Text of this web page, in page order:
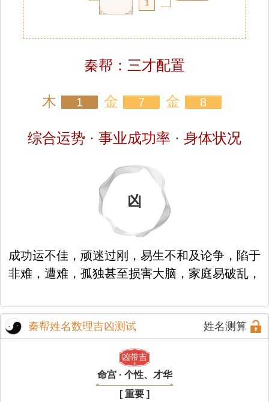
1
秦帮：三才配置
木 1 金 7 金 8
综合运势 · 事业成功率 · 身体状况
凶
成功运不佳，顽迷过刚，易生不和及论争，陷于
非难，遭难，孤独甚至损害大脑，家庭易破乱，
秦帮姓名数理吉凶测试 姓名测算
凶带吉
命宫 · 个性、才华
[ 重要 ]